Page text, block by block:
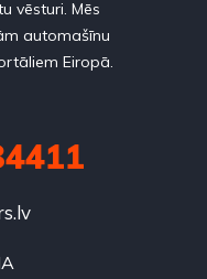
vēsturi. Mēs
automašīnu
Eiropā.